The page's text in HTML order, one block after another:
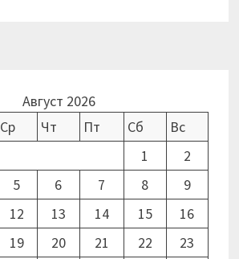
Август 2026
Ср Чт Пт Сб
Вс
1
2
5 6 7 8
9
12 13 14 15
16
19 20 21 22
23